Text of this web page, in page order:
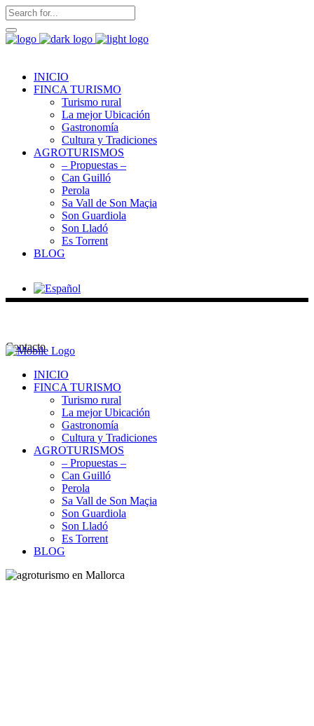
INICIO
FINCA TURISMO
Turismo rural
La mejor Ubicación
Gastronomía
Cultura y Tradiciones
AGROTURISMOS
– Propuestas –
Can Guilló
Perola
Sa Vall de Son Maçia
Son Guardiola
Son Lladó
Es Torrent
BLOG
Contacto
INICIO
FINCA TURISMO
Turismo rural
La mejor Ubicación
Gastronomía
Cultura y Tradiciones
AGROTURISMOS
– Propuestas –
Can Guilló
Perola
Sa Vall de Son Maçia
Son Guardiola
Son Lladó
Es Torrent
BLOG